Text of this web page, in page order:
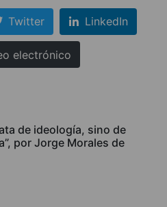
Twitter LinkedIn
electrónico
de ideología, sino de
por Jorge Morales de